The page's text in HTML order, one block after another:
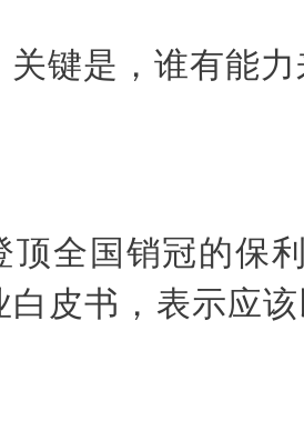
键是，谁有能
顶全国销冠的保
白皮书，表示应